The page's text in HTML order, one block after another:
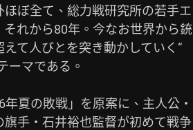
ぼ全て、総力戦研究所の若手エ
れから80年。今なお世界から銃
て人びとを突き動かしていく“
ーマである。
夏の敗戦」を原案に、主人公・
手・石井裕也監督が初めて戦争